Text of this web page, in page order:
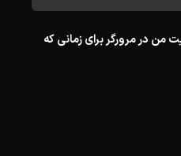
من در مرورگر برای زمانی که